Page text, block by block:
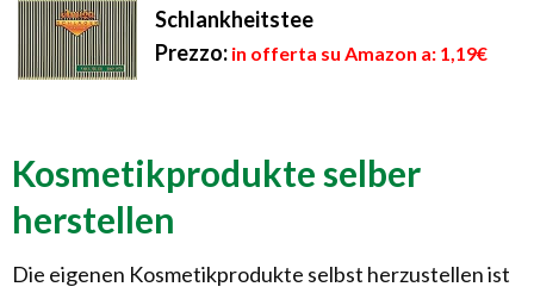
Schlankheitstee
Prezzo: in offerta su Amazon a: 1,19€
Kosmetikprodukte selber
herstellen
Die eigenen Kosmetikprodukte selbst herzustellen ist